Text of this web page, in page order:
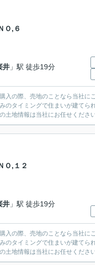
Ｏ,６
井 」駅 徒歩19分
入の際、売地のことなら当社
のタイミングで住まいが建て
土地情報は当社にお任せくださ
Ｏ,１２
井 」駅 徒歩19分
入の際、売地のことなら当社
のタイミングで住まいが建て
土地情報は当社にお任せくださ